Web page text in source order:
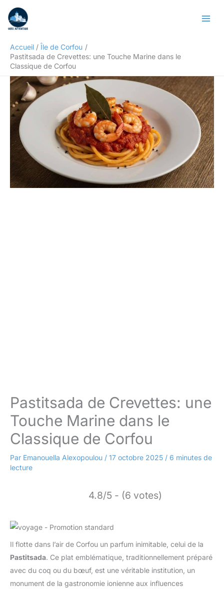
contenu
Accueil
Île de Corfou
Pastitsada de Crevettes: une Touche Marine dans le
Classique de Corfou
Pastitsada de Crevettes: une
Touche Marine dans le
Classique de Corfou
Par Emanouella Alexopoulou / 17 octobre 2025 / 6 minutes de
lecture
4.8/5 - (6 votes)
Il flotte dans l’air de Corfou un parfum inimitable, celui de la
Pastitsada. Ce plat emblématique, traditionnellement préparé
avec du coq ou du bœuf, est une véritable institution, un
monument de la gastronomie ionienne aux influences
Rechercher